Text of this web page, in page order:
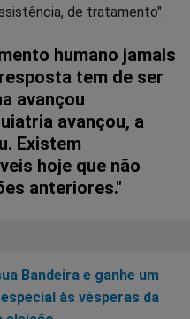
de tratamento".
humano jamais
tem de ser
avançou
avançou, a
Existem
hoje que não
anteriores."
Bandeira e ganhe um
às vésperas da